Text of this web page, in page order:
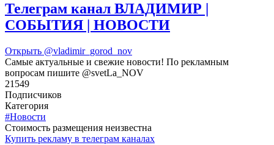
Телеграм канал ВЛАДИМИР |
СОБЫТИЯ | НОВОСТИ
Открыть @vladimir_gorod_nov
Самые актуальные и свежие новости! По рекламным
вопросам пишите @svetLa_NOV
21549
Подписчиков
Категория
#Новости
Cтоимость размещения неизвестна
Купить рекламу в телеграм каналах